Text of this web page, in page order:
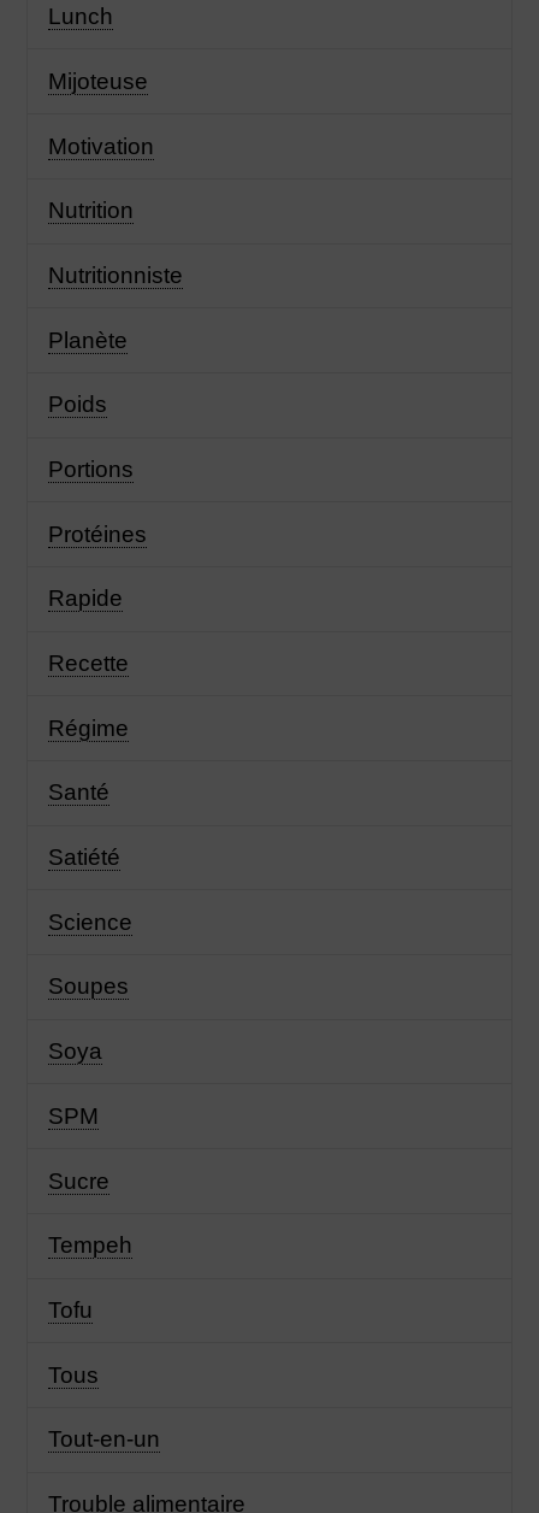
Lunch
Mijoteuse
Motivation
Nutrition
Nutritionniste
Planète
Poids
Portions
Protéines
Rapide
Recette
Régime
Santé
Satiété
Science
Soupes
Soya
SPM
Sucre
Tempeh
Tofu
Tous
Tout-en-un
Trouble alimentaire